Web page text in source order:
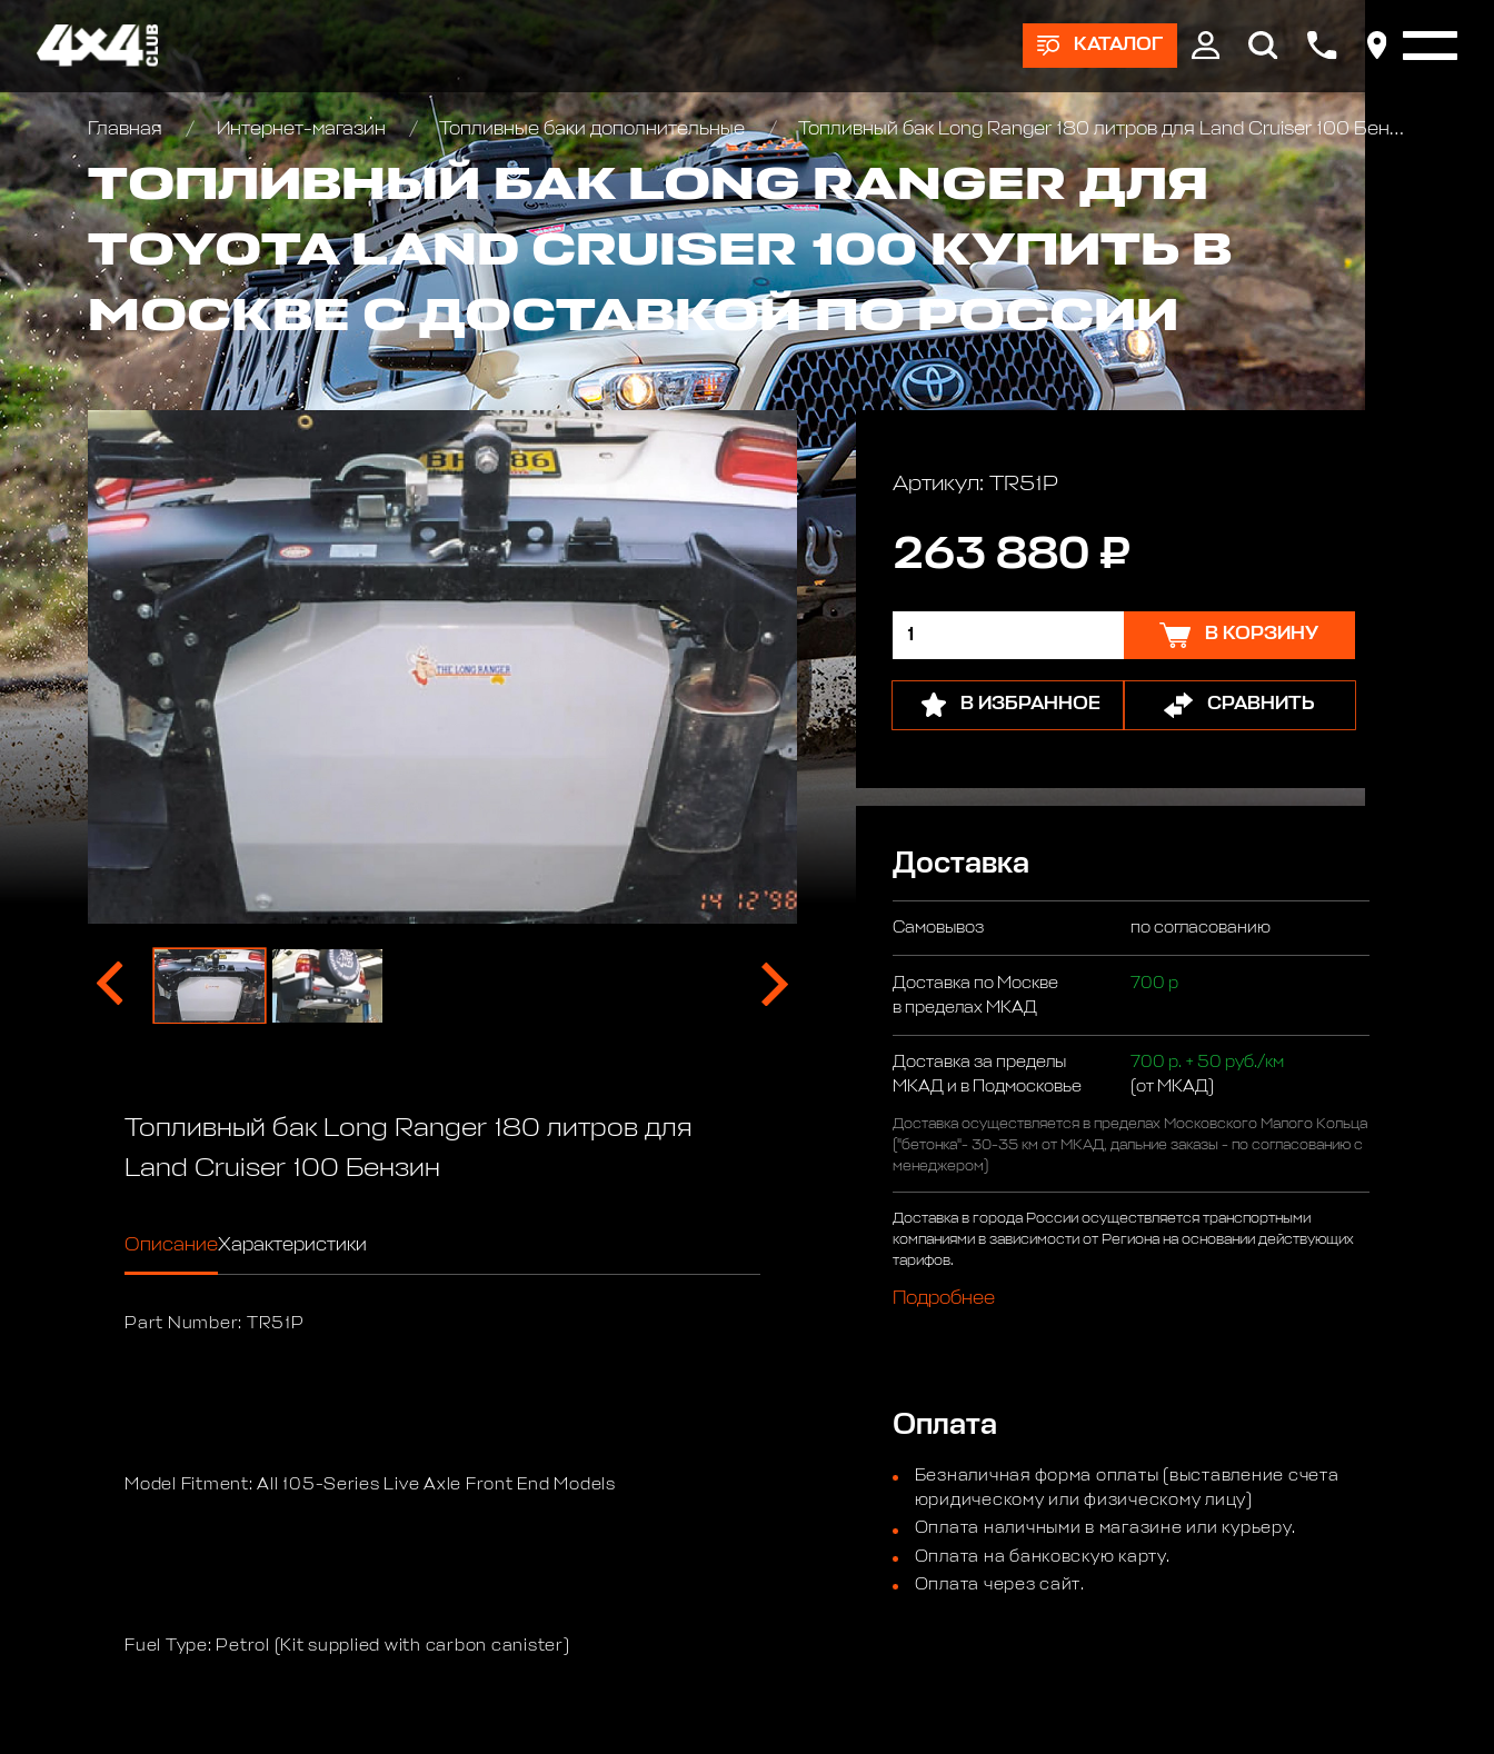
КАТАЛОГ
Главная Интернет-магазин Топливные баки дополнительные Топливный бак Long Ranger 180 литров для Land Cruiser 100 Бензин
ТОПЛИВНЫЙ БАК LONG RANGER ДЛЯ
TOYOTA LAND CRUISER 100 КУПИТЬ В
МОСКВЕ С ДОСТАВКОЙ ПО РОССИИ
Топливный бак Long Ranger 180 литров для
Land Cruiser 100 Бензин
ОписаниеХарактеристики
Part Number: TR51P
Model Fitment: All 105-Series Live Axle Front End Models
Fuel Type: Petrol (Kit supplied with carbon canister)
Артикул: TR51P
263 880 ₽
В КОРЗИНУ
В ИЗБРАННОЕ СРАВНИТЬ
Доставка
Самовывоз по согласованию
Доставка по Москве
в пределах МКАД
700 р
Доставка за пределы
МКАД и в Подмосковье
700 р. + 50 руб./км
(от МКАД)
Доставка осуществляется в пределах Московского Малого Кольца
("бетонка"- 30-35 км от МКАД, дальние заказы - по согласованию с
менеджером)
Доставка в города России осуществляется транспортными
компаниями в зависимости от Региона на основании действующих
тарифов.
Подробнее
Оплата
Безналичная форма оплаты (выставление счета
юридическому или физическому лицу)
Оплата наличными в магазине или курьеру.
Оплата на банковскую карту.
Оплата через сайт.